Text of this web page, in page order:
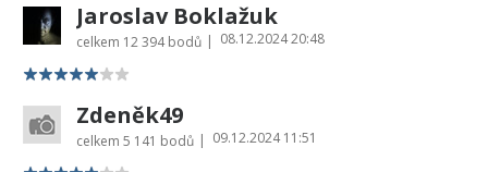
Jaroslav Boklažuk
celkem 12 394 bodů | 08.12.2024 20:48
Zdeněk49
celkem 5 141 bodů | 09.12.2024 11:51